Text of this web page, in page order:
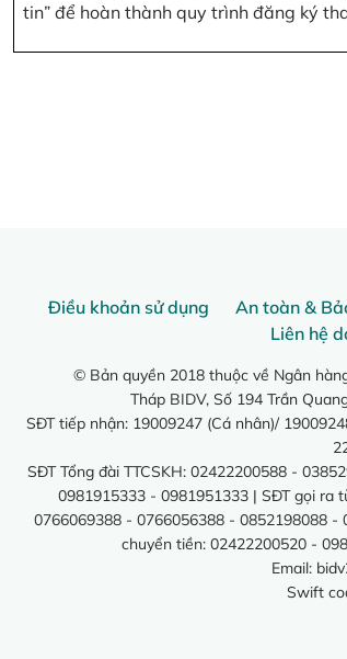
tin” để hoàn thành quy trình đăng ký
Điều khoản sử dụng An toàn &
Liên hệ
© Bản quyền 2018 thuộc về Ngân
Tháp BIDV, Số 194 Trần
SĐT tiếp nhận: 19009247 (Cá nhân)/
SĐT Tổng đài TTCSKH: 02422200588 -
0981915333 - 0981951333 | SĐT gọi ra
0766069388 - 0766056388 - 0852198088 -
chuyển tiền: 02422200520 -
Email:
Swift